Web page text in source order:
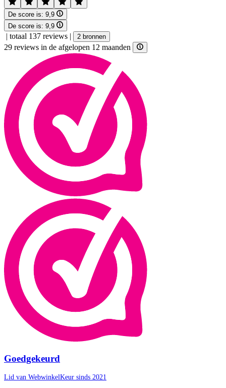
De score is: 9,9
De score is: 9,9
| totaal 137 reviews | 2 bronnen
29 reviews in de afgelopen 12 maanden
Goedgekeurd
Lid van WebwinkelKeur sinds 2021